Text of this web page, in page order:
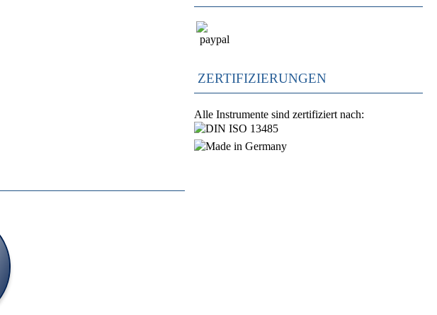
ZERTIFIZIERUNGEN
Alle Instrumente sind zertifiziert nach: